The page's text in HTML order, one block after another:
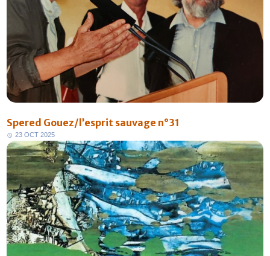
Spered Gouez/l’esprit sauvage n°31
23 OCT 2025